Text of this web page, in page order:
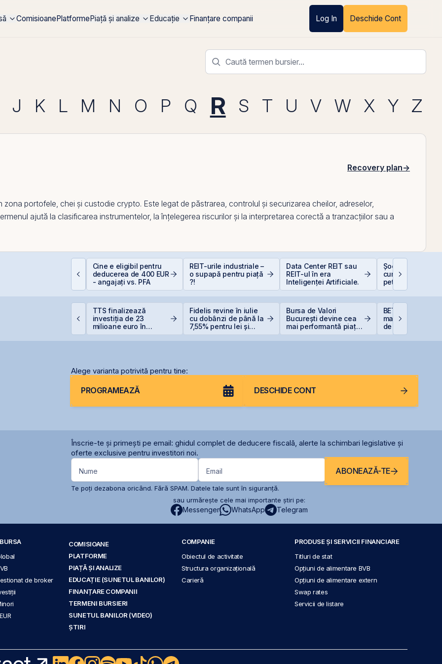
ComisioanePlatformePiață și analize Educație Finanțare companii Log In Deschide Cont
J K L M N O P Q R S T U V W X Y Z
Recovery plan→
zona portofele, chei și custodie crypto. Este legat de păstrarea, controlul și securizarea cheilor, adreselor,
ajută la clasificarea instrumentelor, la înțelegerea riscurilor și la interpretarea corectă a tranzacțiilor sau a
Cine e eligibil pentru
deducerea de 400 EUR
- angajați vs. PFA
REIT-urile industriale –
o supapă pentru piață
?!
Data Center REIT sau
REIT-ul în era
Inteligenței Artificiale.
Șocurile
cum afectează
petrolului Bursa
Valori București
TTS finalizează
investiția de 23
milioane euro în
Fidelis revine în iulie
cu dobânzi de până la
7,55% pentru lei și
Bursa de Valori
București devine cea
mai performantă piață
BET atinge un
maxim istoric,
de acțiunile
OMV Petrom
Alege varianta potrivită pentru tine:
PROGRAMEAZĂ DESCHIDE CONT
Înscrie-te și primești pe email: ghidul complet de deducere fiscală, alerte la schimbari legislative și
oferte exclusive pentru investitori noi.
Nume Email ABONEAZĂ-TE
Te poți dezabona oricând. Fără SPAM. Datele tale sunt în siguranță.
sau urmărește cele mai importante știri pe:
Messenger WhatsApp Telegram
de broker
COMISIOANE
PLATFORME
PIAȚĂ ȘI ANALIZE
EDUCAȚIE (SUNETUL BANILOR)
FINANȚARE COMPANII
TERMENI BURSIERI
SUNETUL BANILOR (VIDEO)
ȘTIRI
COMPANIE
Obiectul de activitate
Structura organizațională
Carieră
PRODUSE ȘI SERVICII FINANCIARE
Titluri de stat
Opțiuni de alimentare BVB
Opțiuni de alimentare extern
Swap rates
Servicii de listare